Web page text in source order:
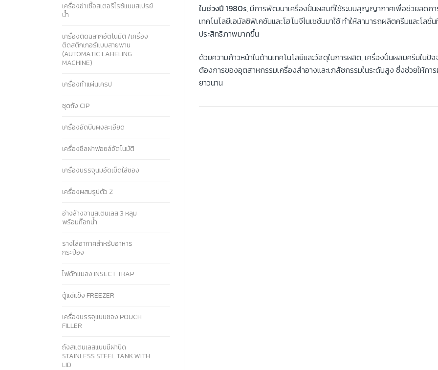
ในช่วงปี 1980s,มีการพัฒนาเครื่องปั่นผสมที่ใช้ระบบสุญญากาศเพื่อช่วยลดก
เทคโนโลยีเอมัลซิฟิเคชันและโฮโมจีไนเซชันมาใช้ ทำให้สามารถผลิตครีมและโลชั่
ประสิทธิภาพมากขึ้น
ด้วยความก้าวหน้าในด้านเทคโนโลยีและวัสดุในการผลิต, เครื่องปั่นผสมครีมใน
ต้องการของอุตสาหกรรมเครื่องสำอางและเภสัชกรรมในระดับสูง ซึ่งช่วยให้ก
ยาวนาน
เครื่องฆ่าเชื้อสเตอริไรซ์แบบสเปรย์
น้ำ
เครื่องติดฉลากอัตโนมัติ /เครื่อง
ติดสติกเกอร์แบบสายพาน
(AUTOMATIC LABELING
MACHINE)
เครื่องทำแผ่นเครป
ชุดถัง CIP
เครื่องอัดบีบผงละเอียด
เครื่องซีลฝาฟอยล์อัตโนมัติ
เครื่องบรรจุนมอัดเม็ดใส่ซอง
เครื่องผสมรูปตัว Z
อ่างล้างจานสเตนเลส 3 หลุม
พร้อมก๊อกน้ำ
รางไล่อากาศสำหรับอาหาร
กระป๋อง
ไฟดักแมลง INSECT TRAP
ตู้แช่แข็ง FREEZER
เครื่องบรรจุแบบซอง POUCH
FILLER
ถังสแตนเลสแบบมีฝาปิด
STAINLESS STEEL TANK WITH
LID